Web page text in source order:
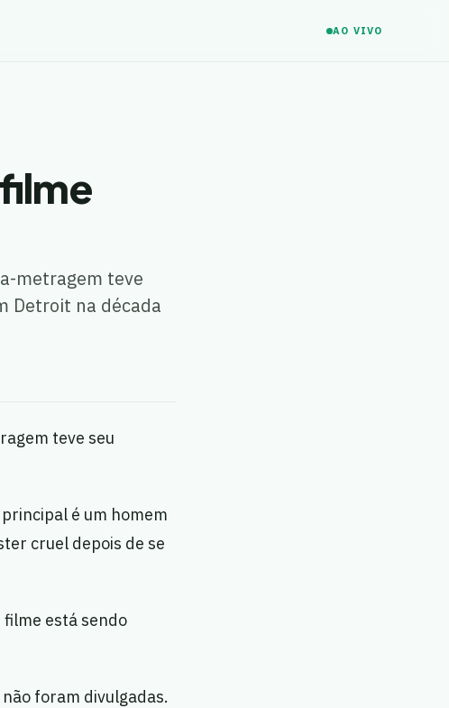
AO VIVO
metragem teve
Detroit na década
teve seu
é um homem
cruel depois de se
está sendo
foram divulgadas.